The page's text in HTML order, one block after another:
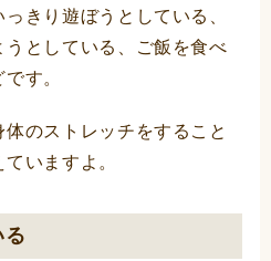
きり遊ぼうとしている、
としている、ご飯を食べ
す。
のストレッチをすること
いますよ。
る